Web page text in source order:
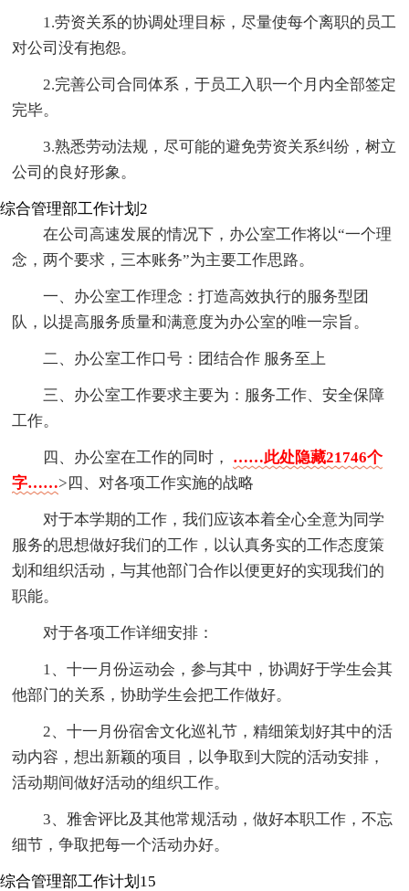
1.劳资关系的协调处理目标，尽量使每个离职的员工
对公司没有抱怨。
2.完善公司合同体系，于员工入职一个月内全部签定
完毕。
3.熟悉劳动法规，尽可能的避免劳资关系纠纷，树立
公司的良好形象。
综合管理部工作计划2
在公司高速发展的情况下，办公室工作将以“一个理
念，两个要求，三本账务”为主要工作思路。
一、办公室工作理念：打造高效执行的服务型团
队，以提高服务质量和满意度为办公室的唯一宗旨。
二、办公室工作口号：团结合作 服务至上
三、办公室工作要求主要为：服务工作、安全保障
工作。
四、办公室在工作的同时， ……此处隐藏21746个
字……>四、对各项工作实施的战略
对于本学期的工作，我们应该本着全心全意为同学
服务的思想做好我们的工作，以认真务实的工作态度策
划和组织活动，与其他部门合作以便更好的实现我们的
职能。
对于各项工作详细安排：
1、十一月份运动会，参与其中，协调好于学生会其
他部门的关系，协助学生会把工作做好。
2、十一月份宿舍文化巡礼节，精细策划好其中的活
动内容，想出新颖的项目，以争取到大院的活动安排，
活动期间做好活动的组织工作。
3、雅舍评比及其他常规活动，做好本职工作，不忘
细节，争取把每一个活动办好。
综合管理部工作计划15